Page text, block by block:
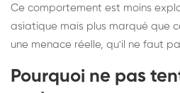
Ce comportement est moins
asiatique mais plus marqué que
une menace réelle, qu'il ne faut
Pourquoi ne pas